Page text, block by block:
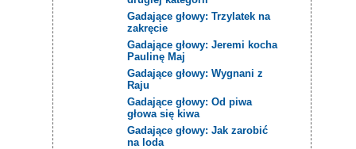
Gadające głowy: Trzylatek na
zakręcie
Gadające głowy: Jeremi kocha
Paulinę Maj
Gadające głowy: Wygnani z
Raju
Gadające głowy: Od piwa
głowa się kiwa
Gadające głowy: Jak zarobić
na loda